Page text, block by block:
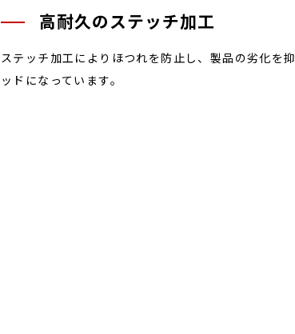
高耐久のステッチ加工
ステッチ加工によりほつれを防止し、製品の劣化を
ッドになっています。